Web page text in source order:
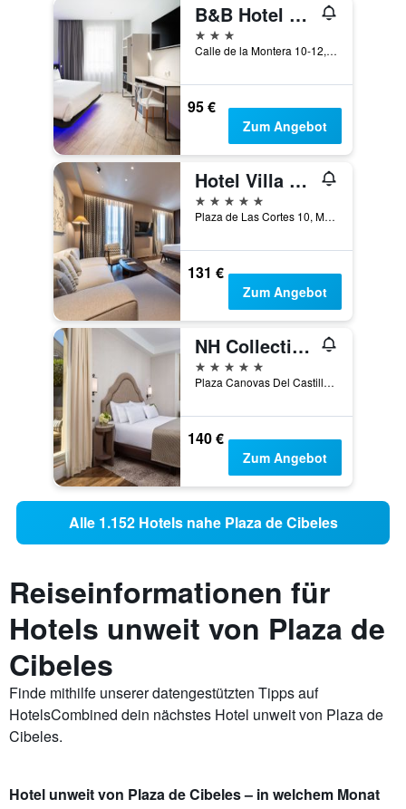
B&B Hotel Madrid Centro Puerta del Sol
3 Sterne
Calle de la Montera 10-12, Madrid, Spanien
95 €
Zum Angebot
Hotel Villa Real, a member of Preferred Hotels & Resorts
5 Sterne
Plaza de Las Cortes 10, Madrid, Spanien
131 €
Zum Angebot
NH Collection Madrid Paseo del Prado
5 Sterne
Plaza Canovas Del Castillo, 4, Madrid, Spanien
140 €
Zum Angebot
Alle 1.152 Hotels nahe Plaza de Cibeles
Reiseinformationen für
Hotels unweit von Plaza de
Cibeles
Finde mithilfe unserer datengestützten Tipps auf
HotelsCombined dein nächstes Hotel unweit von Plaza de
Cibeles.
Hotel unweit von Plaza de Cibeles – in welchem Monat